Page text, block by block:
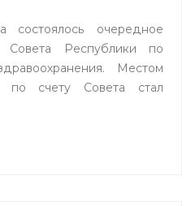
состоялось очередное
Совета Республики по
Местом
по счету Совета стал